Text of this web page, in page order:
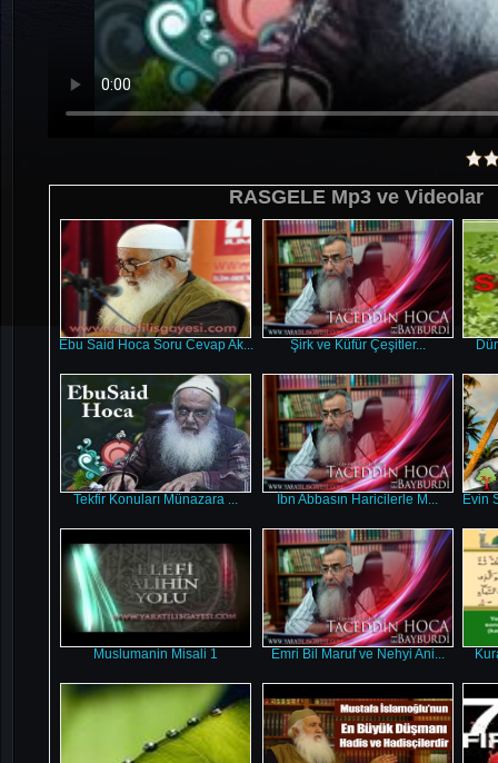
RASGELE Mp3 ve Videolar
Ebu Said Hoca Soru Cevap Ak... Şirk ve Küfür Çeşitler...
Tekfir Konuları Münazara ... İbn Abbasın Haricilerle M... Evin
Muslumanin Misali 1 Emri Bil Maruf ve Nehyi Ani...